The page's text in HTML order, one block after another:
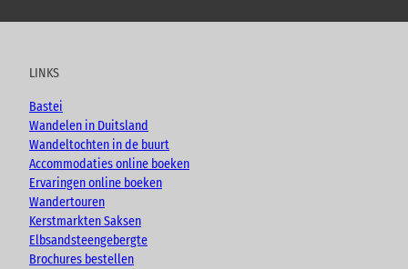
u
e
c
o
k
s
a
m
o
LINKS
Bastei
Wandelen in Duitsland
Wandeltochten in de buurt
Accommodaties online boeken
Ervaringen online boeken
Wandertouren
Kerstmarkten Saksen
Elbsandsteengebergte
Brochures bestellen